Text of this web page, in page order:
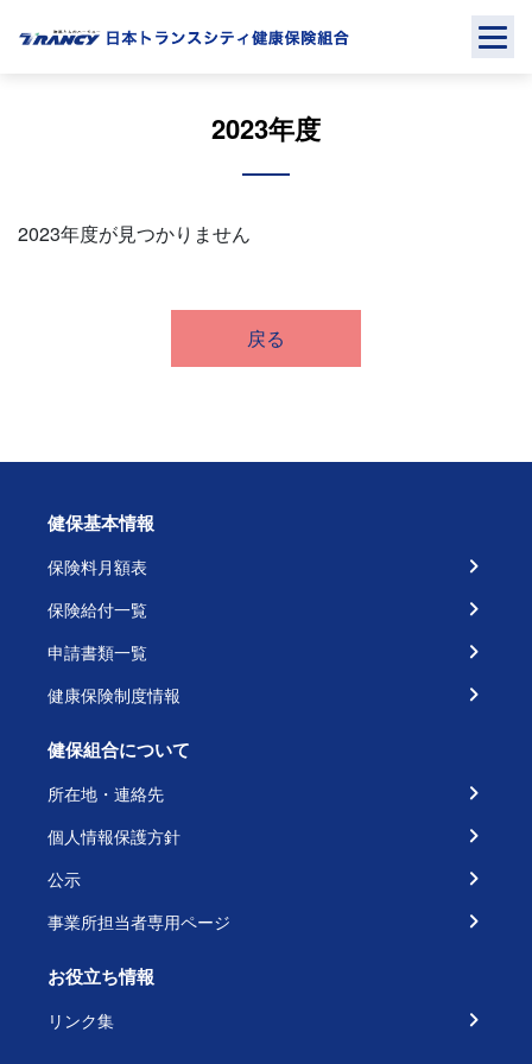
2023年度
2023年度が見つかりません
戻る
健保基本情報
保険料月額表
保険給付一覧
申請書類一覧
健康保険制度情報
健保組合について
所在地・連絡先
個人情報保護方針
公示
事業所担当者専用ページ
お役立ち情報
リンク集